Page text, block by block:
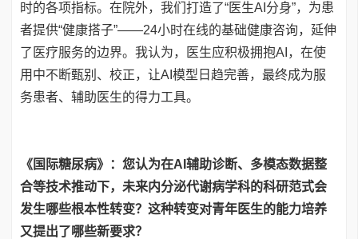
时的各项指标。在院外，我们打造了“医生AI分身”，为患
者提供“健康搭子”——24小时在线的基础健康咨询，延伸
了医疗服务的边界。我认为，医生应积极拥抱AI，在使
用中不断甄别、校正，让AI模型日趋完善，最终成为服
务患者、辅助医生的得力工具。
《国际糖尿病》：您认为在AI辅助诊断、多模态数据整
合等技术推动下，未来内分泌代谢病学科的科研范式会
发生哪些根本性转变？这种转变对青年医生的能力培养
又提出了哪些新要求？